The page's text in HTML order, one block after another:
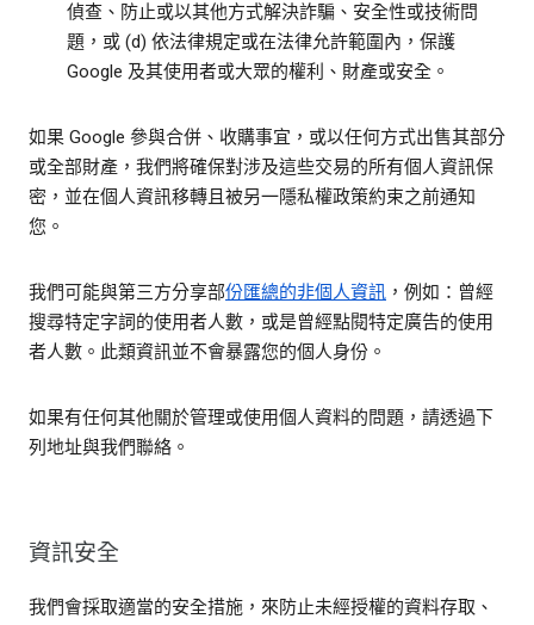
偵查、防止或以其他方式解決詐騙、安全性或技術問
題，或 (d) 依法律規定或在法律允許範圍內，保護
Google 及其使用者或大眾的權利、財產或安全。
如果 Google 參與合併、收購事宜，或以任何方式出售其部分
或全部財產，我們將確保對涉及這些交易的所有個人資訊保
密，並在個人資訊移轉且被另一隱私權政策約束之前通知
您。
我們可能與第三方分享部份匯總的非個人資訊 ，例如：曾經
搜尋特定字詞的使用者人數，或是曾經點閱特定廣告的使用
者人數。此類資訊並不會暴露您的個人身份。
如果有任何其他關於管理或使用個人資料的問題，請透過下
列地址與我們聯絡。
資訊安全
我們會採取適當的安全措施，來防止未經授權的資料存取、